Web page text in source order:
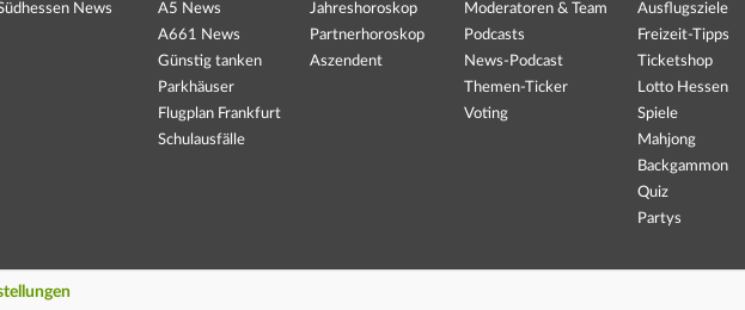
News
A5 News
A661 News
Günstig tanken
Parkhäuser
Flugplan Frankfurt
Schulausfälle
Jahreshoroskop
Partnerhoroskop
Aszendent
Moderatoren & Team
Podcasts
News-Podcast
Themen-Ticker
Voting
Ausflugsziele
Freizeit-Tipps
Ticketshop
Lotto Hessen
Spiele
Mahjong
Backgammon
Quiz
Partys